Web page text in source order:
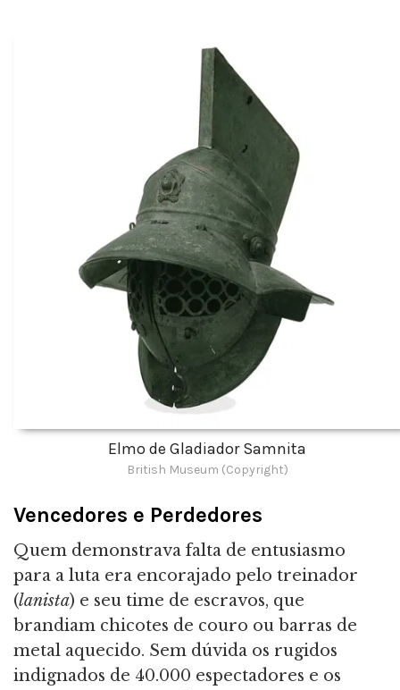
Elmo de Gladiador Samnita
British Museum (Copyright)
Vencedores e Perdedores
Quem demonstrava falta de entusiasmo
para a luta era encorajado pelo treinador
(lanista) e seu time de escravos, que
brandiam chicotes de couro ou barras de
metal aquecido. Sem dúvida os rugidos
indignados de 40.000 espectadores e os